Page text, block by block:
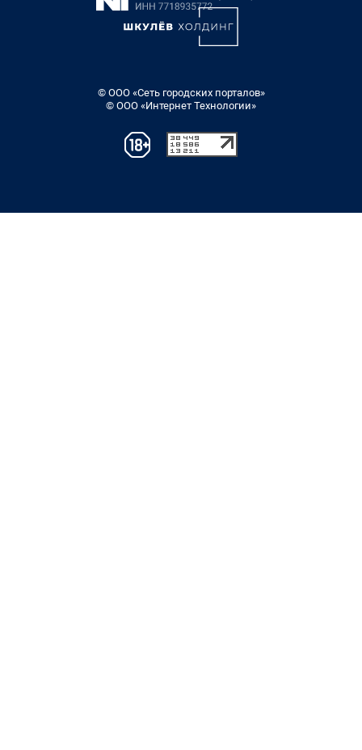
© ООО «Сеть городских порталов»
© ООО «Интернет Технологии»